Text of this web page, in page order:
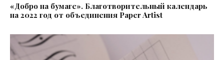
«Добро на бумаге». Благотворительный календарь
на 2022 год от объединения Paper Artist